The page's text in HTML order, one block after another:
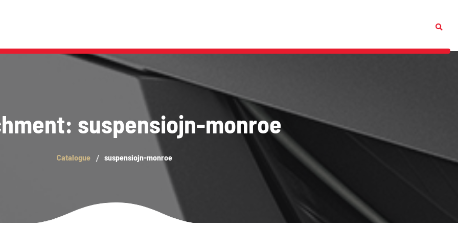
suspensiojn-monroe
Catalogue suspensiojn-monroe